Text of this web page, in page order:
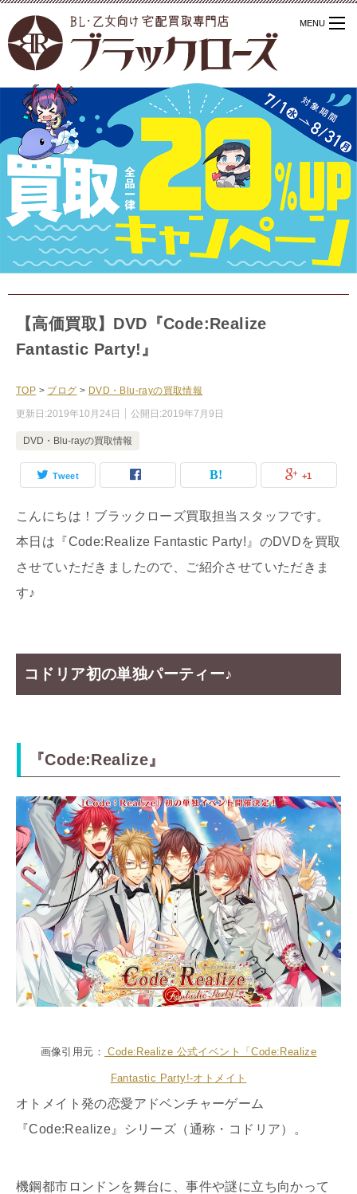
【高価買取】DVD『Code:Realize
Fantastic Party!』
TOP > ブログ > DVD・Blu-rayの買取情報
更新日:2019年10月24日 公開日:2019年7月9日
DVD・Blu-rayの買取情報
Tweet +1
こんにちは！ブラックローズ買取担当スタッフです。
本日は『Code:Realize Fantastic Party!』のDVDを買取
させていただきましたので、ご紹介させていただきま
す♪
コドリア初の単独パーティー♪
『Code:Realize』
画像引用元： Code:Realize 公式イベント「Code:Realize
Fantastic Party!-オトメイト
オトメイト発の恋愛アドベンチャーゲーム
『Code:Realize』シリーズ（通称・コドリア）。
機鋼都市ロンドンを舞台に、事件や謎に立ち向かって